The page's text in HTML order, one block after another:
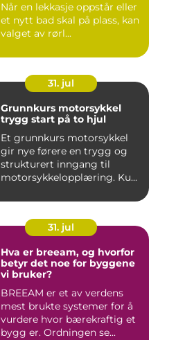
Når en lekkasje oppstår eller
et nytt bad skal på plass, kan
valget av rørl...
31. jul
Grunnkurs motorsykkel
trygg start på to hjul
Et grunnkurs motorsykkel
gir nye førere en trygg og
strukturert inngang til
motorsykkelopplæring. Ku...
31. jul
Hva er breeam, og hvorfor
betyr det noe for byggene
vi bruker?
BREEAM er et av verdens
mest brukte systemer for å
vurdere hvor bærekraftig et
bygg er. Ordningen se...